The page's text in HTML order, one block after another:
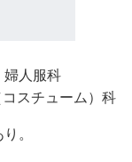
人服科
スチューム）科
。